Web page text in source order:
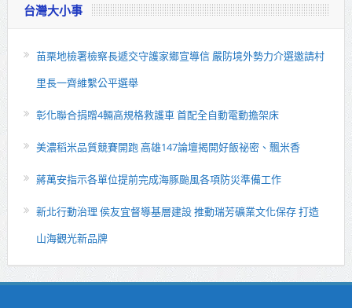
台灣大小事
苗栗地檢署檢察長遞交守護家鄉宣導信 嚴防境外勢力介選邀請村
里長一齊維繫公平選舉
彰化聯合捐贈4輛高規格救護車 首配全自動電動擔架床
美濃稻米品質競賽開跑 高雄147論壇揭開好飯祕密、飄米香
蔣萬安指示各單位提前完成海豚颱風各項防災準備工作
新北行動治理 侯友宜督導基層建設 推動瑞芳礦業文化保存 打造
山海觀光新品牌